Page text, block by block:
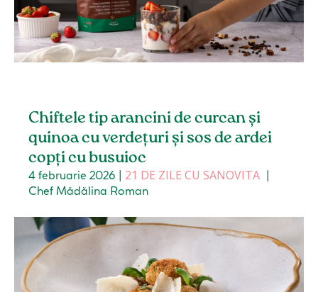
Chiftele tip arancini de curcan și
quinoa cu verdețuri și sos de ardei
copți cu busuioc
4 februarie 2026 21 DE ZILE CU SANOVITA
Chef Mădălina Roman